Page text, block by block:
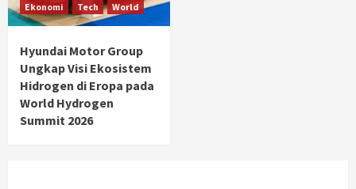
Ekonomi Tech World
Hyundai Motor Group
Ungkap Visi Ekosistem
Hidrogen di Eropa pada
World Hydrogen
Summit 2026